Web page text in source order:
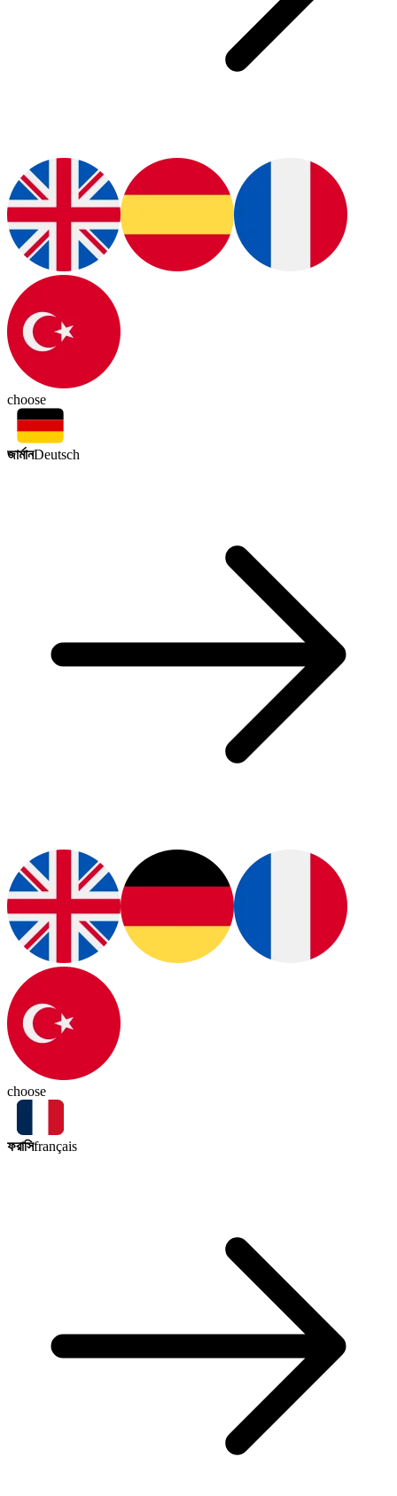
choose
জার্মানDeutsch
choose
ফরাসিfrançais